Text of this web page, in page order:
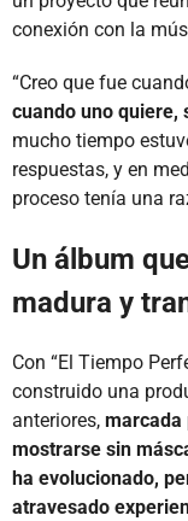
conexión con la
“Creo que fue
cuando uno quiere,
mucho tiempo
respuestas, y en
proceso tenía una
Un álbum
madura y
Con “El Tiempo
construido una
anteriores, marcada
mostrarse sin
ha evolucionado,
atravesado